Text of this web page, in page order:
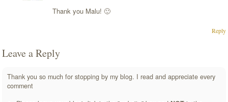
Thank you Malu! 🙂
Reply
Leave a Reply
Thank you so much for stopping by my blog. I read and appreciate every
comment